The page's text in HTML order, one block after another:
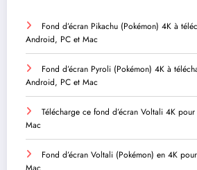
Fond d’écran Pikachu (Pokémon) 4K à
Android, PC et Mac
Fond d’écran Pyroli (Pokémon) 4K à
Android, PC et Mac
Télécharge ce fond d’écran Voltali 4K
Mac
Fond d’écran Voltali (Pokémon) en 4K